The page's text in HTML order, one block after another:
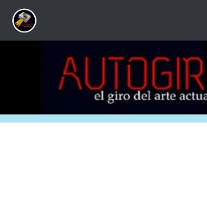
Saltar al contenido